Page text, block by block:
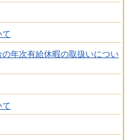
て
年次有給休暇の取扱いについ
て